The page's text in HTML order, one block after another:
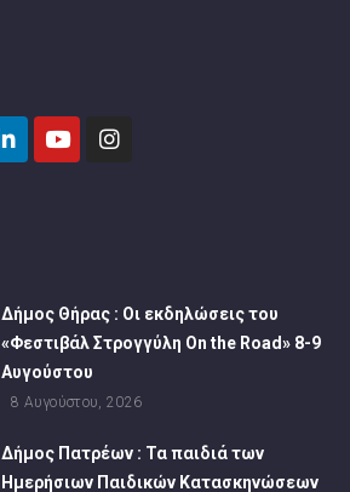
Δήμος Θήρας : Οι εκδηλώσεις του
«Φεστιβάλ Στρογγύλη On the Road» 8-9
Αυγούστου
8 Αυγούστου, 2026
Δήμος Πατρέων : Τα παιδιά των
Ημερήσιων Παιδικών Κατασκηνώσεων